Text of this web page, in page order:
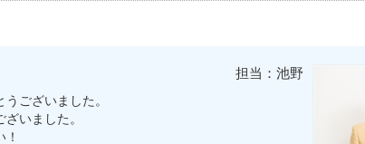
ございました。
いました。
担当：池野